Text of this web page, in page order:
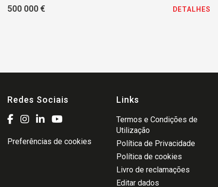
500 000 € DETALHES
Redes Sociais
Preferências de cookies
Links
Termos e Condições de
Utilização
Política de Privacidade
Política de cookies
Livro de reclamações
Editar dados